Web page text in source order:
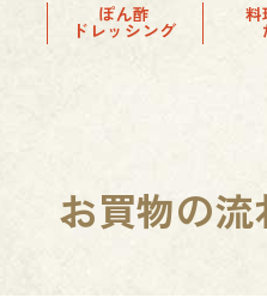
ぽん酢
ドレッシング
料
お買物の流